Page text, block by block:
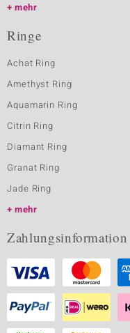
mehr
Ringe
Achat Ring
Amethyst Ring
Aquamarin Ring
Citrin Ring
Diamant Ring
Granat Ring
Jade Ring
mehr
Zahlungsinformation